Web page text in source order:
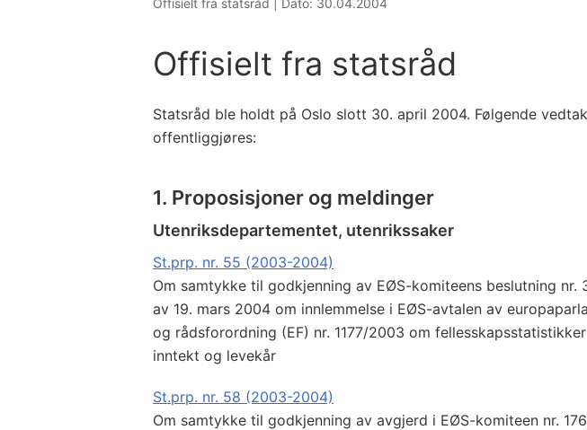
Offisielt fra statsråd
Statsråd ble holdt på Oslo slott 30. april 2004. Følgende vedtak
offentliggjøres:
1. Proposisjoner og meldinger
Utenriksdepartementet, utenrikssaker
St.prp. nr. 55 (2003-2004)
Om samtykke til godkjenning av EØS-komiteens beslutning nr.
av 19. mars 2004 om innlemmelse i EØS-avtalen av
og rådsforordning (EF) nr. 1177/2003 om
inntekt og levekår
St.prp. nr. 58 (2003-2004)
Om samtykke til godkjenning av avgjerd i EØS-komiteen nr.